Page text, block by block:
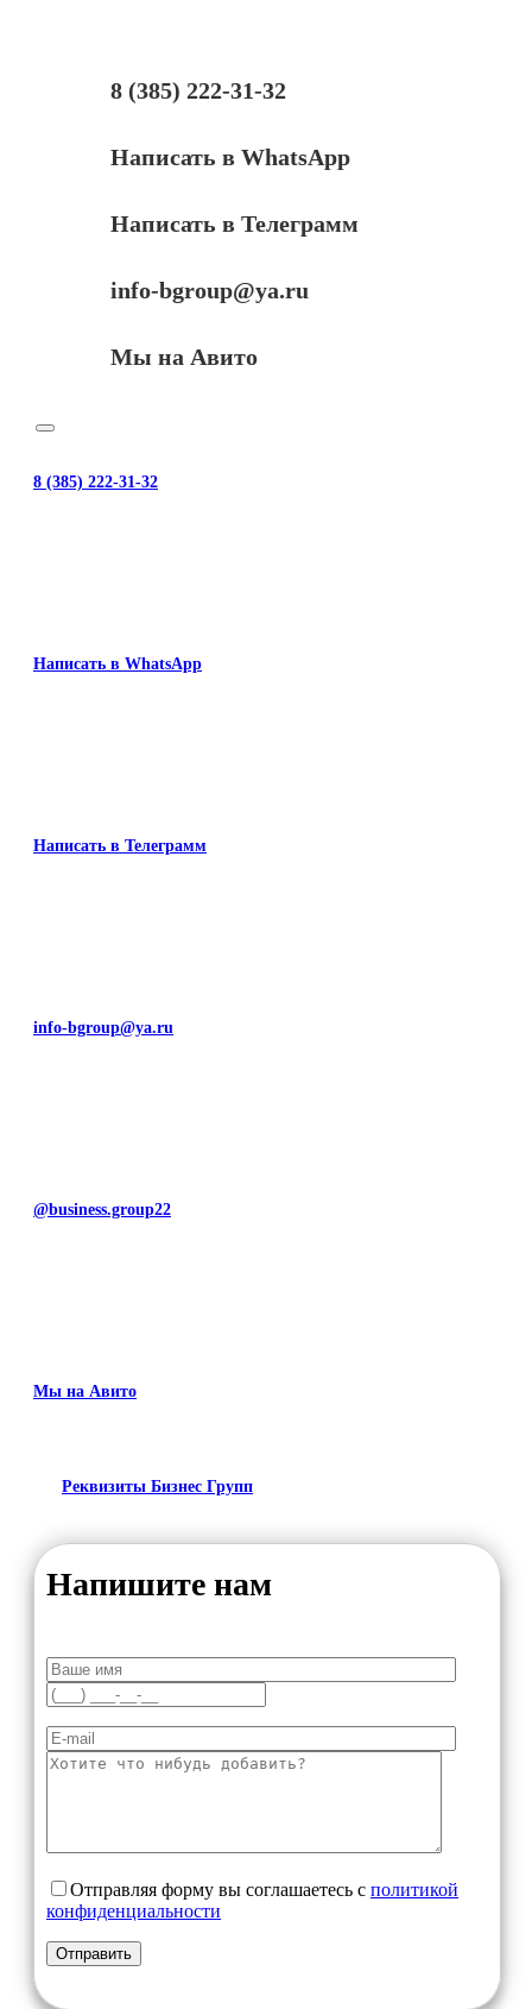
8 (385) 222-31-32
Написать в WhatsApp
Написать в Телеграмм
info-bgroup@ya.ru
Мы на Авито
8 (385) 222-31-32
Написать в WhatsApp
Написать в Телеграмм
info-bgroup@ya.ru
@business.group22
Мы на Авито
Реквизиты Бизнес Групп
Напишите нам
Отправляя форму вы соглашаетесь с политикой
конфиденциальности